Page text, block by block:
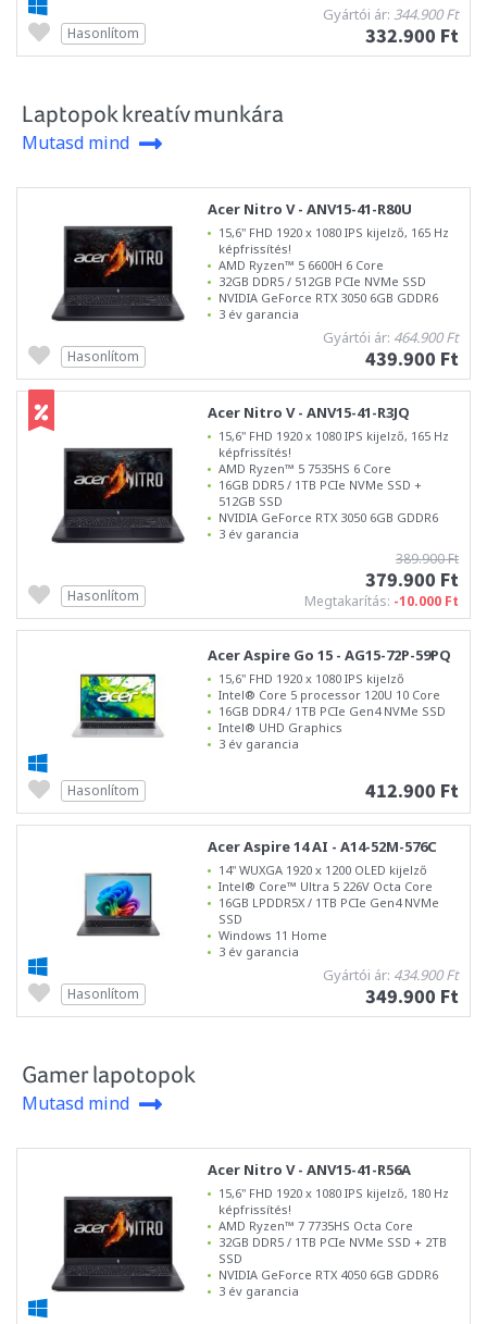
Gyártói ár: 344.900 Ft
332.900 Ft
Hasonlítom
Laptopok kreatív munkára
Mutasd mind
Acer Nitro V - ANV15-41-R80U
15,6" FHD 1920 x 1080 IPS kijelző, 165 Hz
képfrissítés!
AMD Ryzen™ 5 6600H 6 Core
32GB DDR5 / 512GB PCIe NVMe SSD
NVIDIA GeForce RTX 3050 6GB GDDR6
3 év garancia
Gyártói ár: 464.900 Ft
439.900 Ft
Hasonlítom
Acer Nitro V - ANV15-41-R3JQ
15,6" FHD 1920 x 1080 IPS kijelző, 165 Hz
képfrissítés!
AMD Ryzen™ 5 7535HS 6 Core
16GB DDR5 / 1TB PCIe NVMe SSD +
512GB SSD
NVIDIA GeForce RTX 3050 6GB GDDR6
3 év garancia
389.900 Ft
379.900 Ft
Megtakarítás: -10.000 Ft
Hasonlítom
Acer Aspire Go 15 - AG15-72P-59PQ
15,6" FHD 1920 x 1080 IPS kijelző
Intel® Core 5 processor 120U 10 Core
16GB DDR4 / 1TB PCIe Gen4 NVMe SSD
Intel® UHD Graphics
3 év garancia
412.900 Ft
Hasonlítom
Acer Aspire 14 AI - A14-52M-576C
14" WUXGA 1920 x 1200 OLED kijelző
Intel® Core™ Ultra 5 226V Octa Core
16GB LPDDR5X / 1TB PCIe Gen4 NVMe
SSD
Windows 11 Home
3 év garancia
Gyártói ár: 434.900 Ft
349.900 Ft
Hasonlítom
Gamer lapotopok
Mutasd mind
Acer Nitro V - ANV15-41-R56A
15,6" FHD 1920 x 1080 IPS kijelző, 180 Hz
képfrissítés!
AMD Ryzen™ 7 7735HS Octa Core
32GB DDR5 / 1TB PCIe NVMe SSD + 2TB
SSD
NVIDIA GeForce RTX 4050 6GB GDDR6
3 év garancia